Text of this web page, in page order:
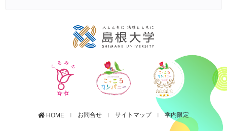
HOME お問合せ サイトマップ 学内限定